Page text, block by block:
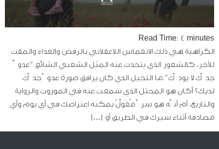
Read Time: 4 minutes
الكراهية هي ذلك الانغماس اللاعقلاني بالرفض والعداء والمقت
للآخر، كالشعور الذي يتحدث عنه المثل الشعبي الشائع “عدوّ
جدّك لا يودّك”.ما التخيل الذي كان يرافق صورة عدوّ جدّك
لديك؟ أكان هو المحتل الذي سمعتَ عنه في الموروث والرواية
والتاريخ، أم أنّه هو سرّ مُغَوِّلٌ يمكنه اعتراضك في أي يوم وأي
مصادفة أثناء سيرك في الطريق أو […]